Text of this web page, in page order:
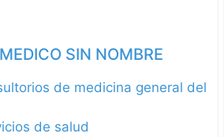
SIN NOMBRE
de medicina general del
de salud